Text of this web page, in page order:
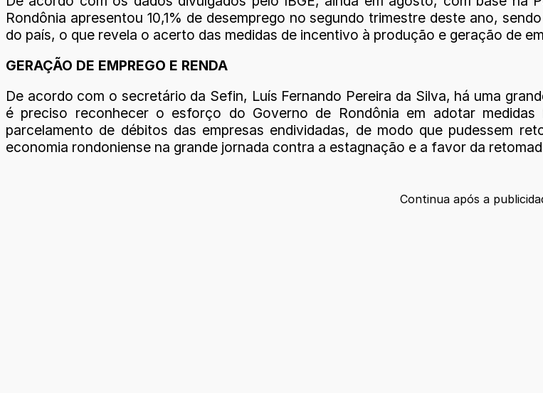
Rondônia apresentou 10,1% de desemprego no segundo trimestre deste ano,
do país, o que revela o acerto das medidas de incentivo à produção e geração de
GERAÇÃO DE EMPREGO E RENDA
De acordo com o secretário da Sefin, Luís Fernando Pereira da Silva, há uma
é preciso reconhecer o esforço do Governo de Rondônia em adotar
parcelamento de débitos das empresas endividadas, de modo que pudessem
economia rondoniense na grande jornada contra a estagnação e a favor da
Continua após a